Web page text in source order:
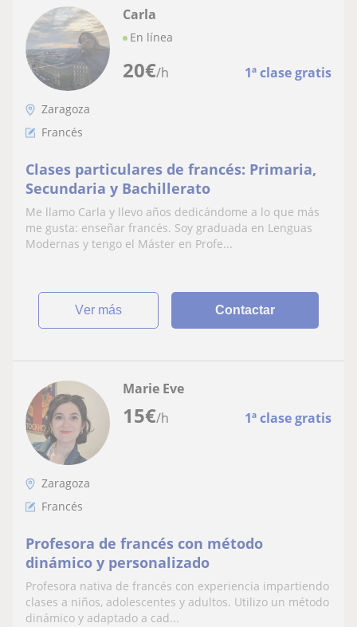
20€/h 1ª clase gratis
Carla
En línea
Zaragoza
Francés
Clases particulares de francés: Primaria,
Secundaria y Bachillerato
Me llamo Carla y llevo años dedicándome a lo que más
me gusta: enseñar francés. Soy graduada en Lenguas
Modernas y tengo el Máster en Profe...
ver más Contactar
15€/h 1ª clase gratis
Marie Eve
Zaragoza
Francés
Profesora de francés con método
dinámico y personalizado
Profesora nativa de francés con experiencia impartiendo
clases a niños, adolescentes y adultos. Utilizo un método
dinámico y adaptado a cad...